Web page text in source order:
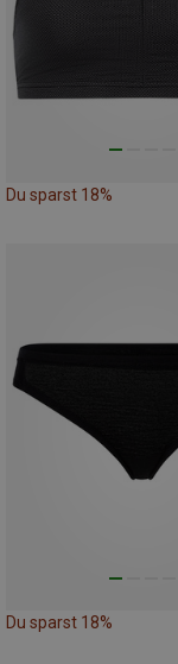
Du sparst 18%
Du sparst 18%